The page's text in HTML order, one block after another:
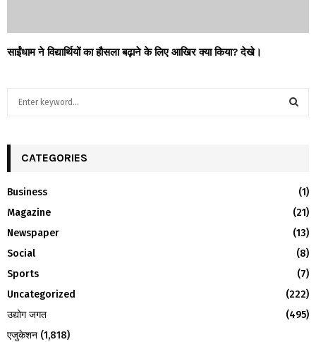
साईंधाम ने विद्यार्थियों का हौसला बढ़ाने के लिए आखिर क्या किया? देखे।
h
o
r
:
R
CATEGORIES
Business
(1)
Magazine
(21)
Newspaper
(13)
Social
(8)
Sports
(7)
Uncategorized
(222)
उद्योग जगत
(495)
एजुकेशन (1,818)